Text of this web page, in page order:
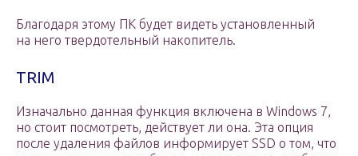
Благодаря этому ПК будет видеть установленный
на него твердотельный накопитель.
TRIM
Изначально данная функция включена в Windows 7,
но стоит посмотреть, действует ли она. Эта опция
после удаления файлов информирует SSD о том, что